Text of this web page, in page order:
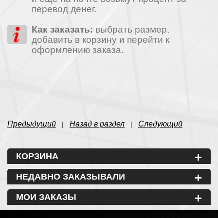
перевод денег.
Как заказать: выбрать размер,
добавить в корзину и перейти к
оформлению заказа.
Предыдущий | Назад в раздел | Следующий
КОРЗИНА +
НЕДАВНО ЗАКАЗЫВАЛИ +
МОИ ЗАКАЗЫ +